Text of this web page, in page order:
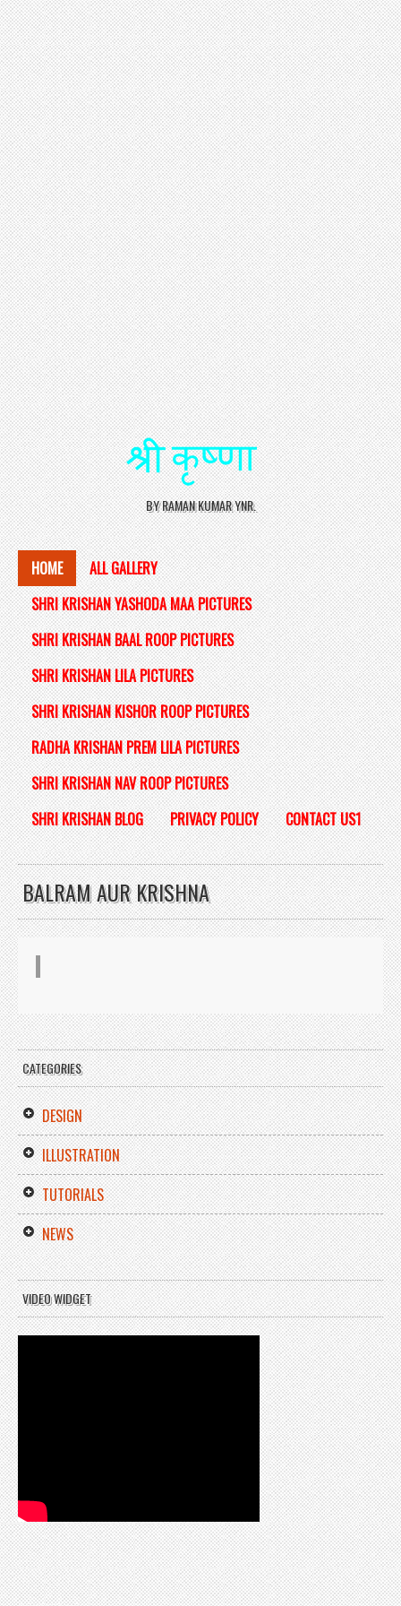
BY RAMAN KUMAR YNR.
HOME
ALL GALLERY
SHRI KRISHAN YASHODA MAA PICTURES
SHRI KRISHAN BAAL ROOP PICTURES
SHRI KRISHAN LILA PICTURES
SHRI KRISHAN KISHOR ROOP PICTURES
RADHA KRISHAN PREM LILA PICTURES
SHRI KRISHAN NAV ROOP PICTURES
SHRI KRISHAN BLOG
PRIVACY POLICY CONTACT US1
BALRAM AUR KRISHNA
CATEGORIES
DESIGN
ILLUSTRATION
TUTORIALS
NEWS
VIDEO WIDGET